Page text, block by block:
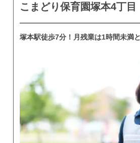
こまどり保育園塚本4丁目
塚本駅徒歩7分！月残業は1時間未満